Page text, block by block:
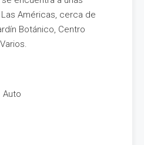
Américas, cerca de
Botánico, Centro
Auto